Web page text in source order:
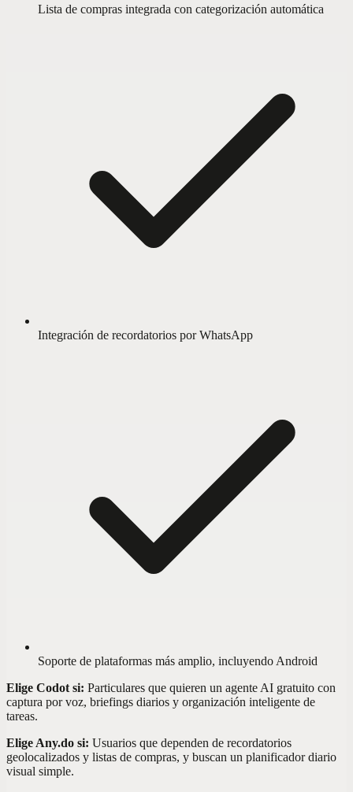
Lista de compras integrada con categorización automática
Integración de recordatorios por WhatsApp
Soporte de plataformas más amplio, incluyendo Android
Elige Codot si: Particulares que quieren un agente AI gratuito con
captura por voz, briefings diarios y organización inteligente de
tareas.
Elige Any.do si: Usuarios que dependen de recordatorios
geolocalizados y listas de compras, y buscan un planificador diario
visual simple.